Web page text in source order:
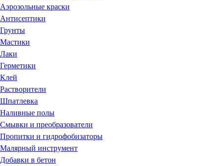
Аэрозольные краски
Антисептики
Грунты
Мастики
Лаки
Герметики
Клей
Растворители
Шпатлевка
Наливные полы
Смывки и преобразователи
Пропитки и гидрофобизаторы
Малярный инструмент
Добавки в бетон